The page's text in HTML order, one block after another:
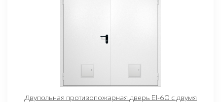
Двупольная противопожарная дверь EI-60 с двумя